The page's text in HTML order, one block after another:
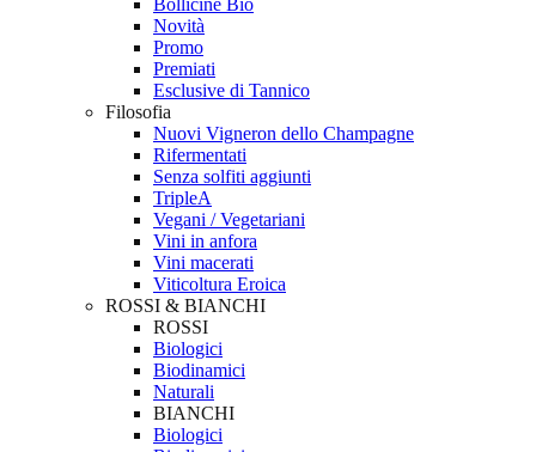
Bollicine Bio
Novità
Promo
Premiati
Esclusive di Tannico
Filosofia
Nuovi Vigneron dello Champagne
Rifermentati
Senza solfiti aggiunti
TripleA
Vegani / Vegetariani
Vini in anfora
Vini macerati
Viticoltura Eroica
ROSSI & BIANCHI
ROSSI
Biologici
Biodinamici
Naturali
BIANCHI
Biologici